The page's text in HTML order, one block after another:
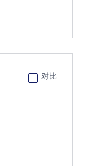
对比